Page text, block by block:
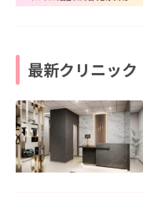
最新クリニック